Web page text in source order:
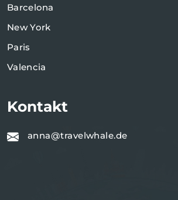
Barcelona
New York
Paris
Valencia
Kontakt
anna@travelwhale.de